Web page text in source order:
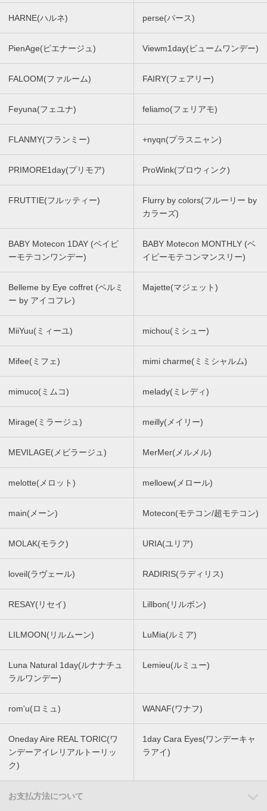
HARNE(ハルネ) perse(パース)
PienAge(ピエナージュ) Viewm1day(ビュームワンデー)
FALOOM(ファルーム) FAIRY(フェアリー)
Feyuna(フェユナ) feliamo(フェリアモ)
FLANMY(フランミー) +nyqn(プラスニャン)
PRIMORE1day(プリモア) ProWink(プロウィンク)
FRUTTIE(フルッティー)
Flurry by colors(フルーリー by
カラーズ)
BABY Motecon 1DAY (ベイビ
ーモテコンワンデー)
BABY Motecon MONTHLY (ベ
イビーモテコンマンスリー)
Belleme by Eye coffret (ベルミ
ー by アイコフレ)
Majette(マジェット)
MiiYuu(ミィーユ) michou(ミシュー)
Mifee(ミフェ) mimi charme(ミミシャルム)
mimuco(ミムコ) melady(ミレディ)
Mirage(ミラージュ) meilly(メイリー)
MEVILAGE(メビラージュ) MerMer(メルメル)
melotte(メロット) melloew(メロール)
main(メーン) Motecon(モテコン/超モテコン)
MOLAK(モラク) URIA(ユリア)
loveil(ラヴェール) RADIRIS(ラディリス)
RESAY(リセイ) Lillbon(リルボン)
LILMOON(リルムーン) LuMia(ルミア)
Luna Natural 1day(ルナナチュ
ラルワンデー)
Lemieu(ルミュー)
rom'u(ロミュ) WANAF(ワナフ)
Oneday Aire REAL TORIC(ワ
ンデーアイレリアルトーリッ
ク)
1day Cara Eyes(ワンデーキャ
ラアイ)
お支払方法について